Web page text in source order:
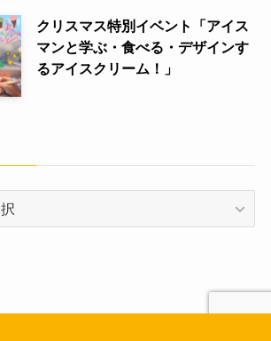
クリスマス特別イベント「アイス
マンと学ぶ・食べる・デザインす
るアイスクリーム！」